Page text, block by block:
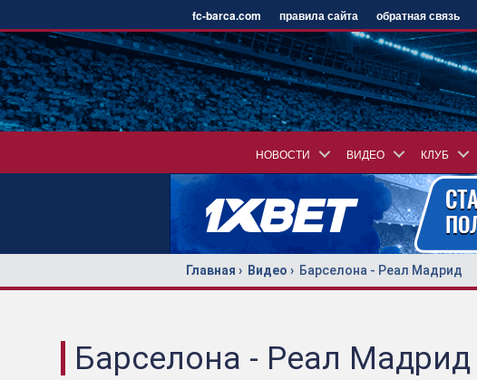
fc-barca.com правила сайта обратная связь
НОВОСТИ ВИДЕО КЛУБ
Главная Видео Барселона - Реал Мадрид
Барселона - Реал Мадрид